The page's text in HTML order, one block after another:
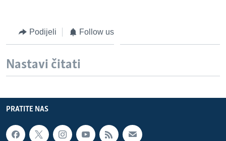
Jezici
Podijeli Follow us
Nastavi čitati
PRATITE NAS